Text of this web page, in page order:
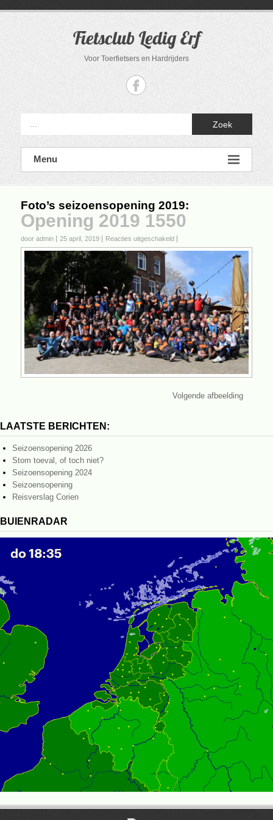
Fietsclub Ledig Erf
Voor Toerfietsers en Hardrijders
Zoek
Menu
Foto’s seizoensopening 2019:
Opening 2019 1550
door admin 25 april, 2019 Reacties uitgeschakeldvoor
Opening
2019
1550
Volgende afbeelding
LAATSTE BERICHTEN:
Seizoensopening 2026
Stom toeval, of toch niet?
Seizoensopening 2024
Seizoensopening
Reisverslag Corien
BUIENRADAR